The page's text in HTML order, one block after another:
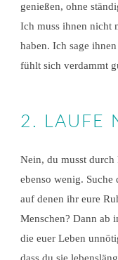
genießen, ohne
Ich muss ihnen nicht
haben. Ich sage
fühlt sich verdammt
2. LAUFE
Nein, du musst
ebenso wenig. Suche
auf denen ihr eure
Menschen? Dann ab
die euer Leben